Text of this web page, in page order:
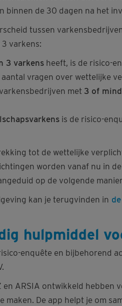
binnen de 30 dagen na het
tussen
varkens:
3 varkens heeft, is de risico-
vragen over wettelijke
met 3 of
is de risico-
tot de wettelijke
worden vanaf nu in de
op de volgende
kan je terugvinden in
hulpmiddel
enquête en bijbehorend
en ARSIA ontwikkeld
maken. De app helpt je om